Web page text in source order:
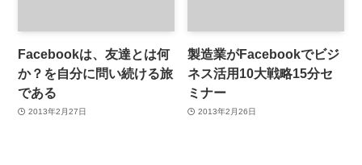
Facebookは、友達とは何
か？を自分に問い続ける旅
である
2013年2月27日
製造業がFacebookでビジ
ネス活用10大戦略15分セ
ミナー
2013年2月26日